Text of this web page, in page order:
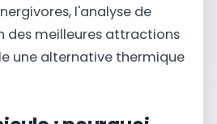
l'analyse de
des meilleures attractions
une alternative thermique